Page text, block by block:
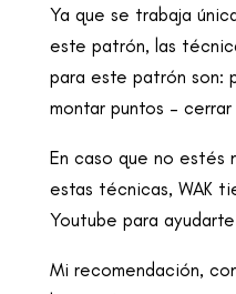
Ya que se trabaja
este patrón, las
para este patrón son:
montar puntos – cerrar
En caso que no estés
estas técnicas, WAK
Youtube para
Mi recomendación,